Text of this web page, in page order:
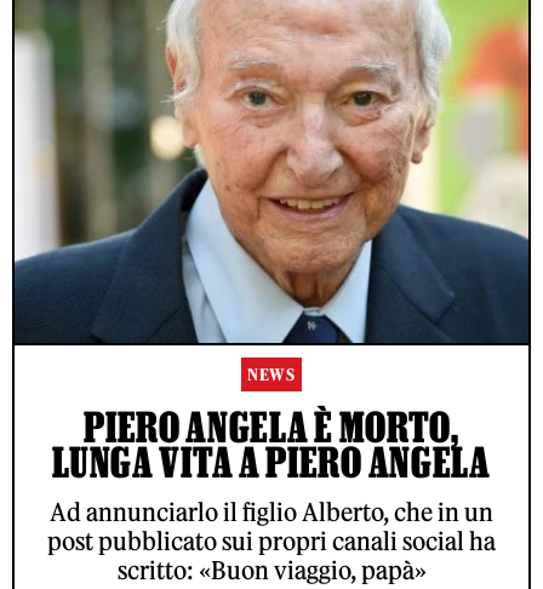
NEWS
PIERO ANGELA È MORTO,
LUNGA VITA A PIERO ANGELA
Ad annunciarlo il figlio Alberto, che in un
post pubblicato sui propri canali social ha
scritto: «Buon viaggio, papà»